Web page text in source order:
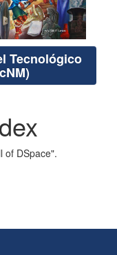
Tecnológico
of DSpace".